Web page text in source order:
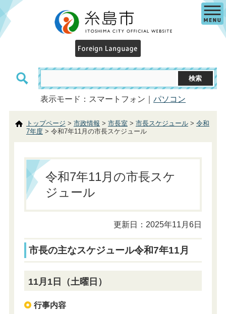
表示モード：スマートフォン｜ パソコン
トップページ > 市政情報 > 市長室 > 市長スケジュール> 令和
7年度> 令和7年11月の市長スケジュール
令和7年11月の市長スケ
ジュール
更新日：2025年11月6日
市長の主なスケジュール令和7年11月
11月1日（土曜日）
行事内容